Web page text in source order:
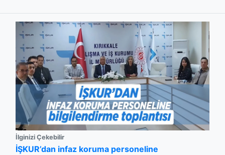
İlginizi Çekebilir
İŞKUR’dan infaz koruma personeline